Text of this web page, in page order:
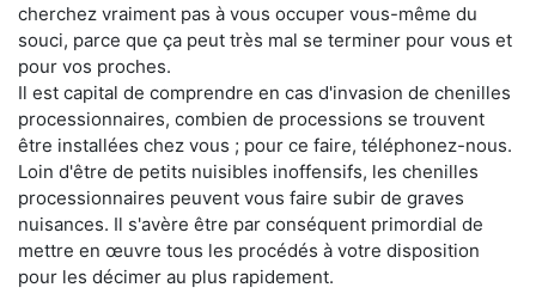
cherchez vraiment pas à vous occuper vous-même du
souci, parce que ça peut très mal se terminer pour vous et
pour vos proches.
Il est capital de comprendre en cas d'invasion de chenilles
processionnaires, combien de processions se trouvent
être installées chez vous ; pour ce faire, téléphonez-nous.
Loin d'être de petits nuisibles inoffensifs, les chenilles
processionnaires peuvent vous faire subir de graves
nuisances. Il s'avère être par conséquent primordial de
mettre en œuvre tous les procédés à votre disposition
pour les décimer au plus rapidement.